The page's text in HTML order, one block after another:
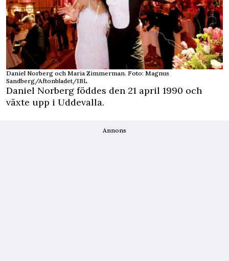
Daniel Norberg och Maria Zimmerman. Foto: Magnus
Sandberg/Aftonbladet/IBL
Daniel Norberg föddes den 21 april 1990 och
växte upp i Uddevalla.
Annons